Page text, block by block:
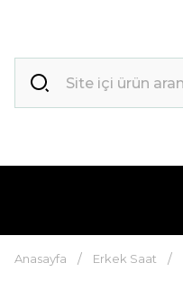
Anasayfa Erkek Saat